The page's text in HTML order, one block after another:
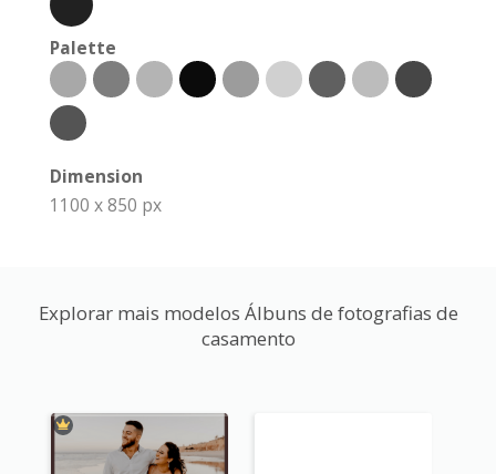
Palette
Dimension
1100 x 850 px
Explorar mais modelos Álbuns de fotografias de
casamento